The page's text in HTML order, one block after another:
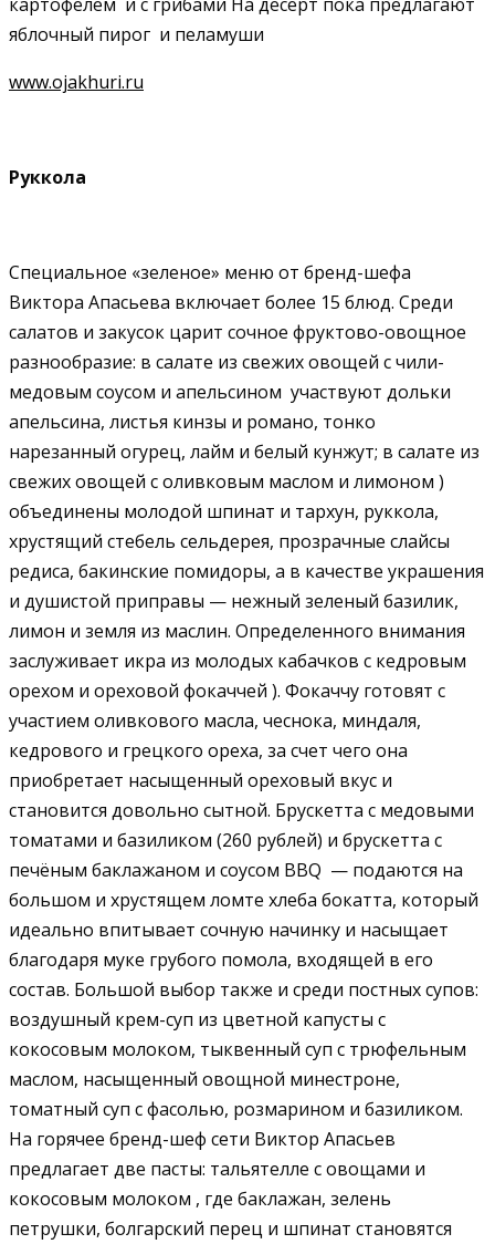
яблочный пирог и пеламуши
www.ojakhuri.ru
Руккола
Специальное «зеленое» меню от бренд-шефа
Виктора Апасьева включает более 15 блюд. Среди
салатов и закусок царит сочное фруктово-овощное
разнообразие: в салате из свежих овощей с чили-
медовым соусом и апельсином участвуют дольки
апельсина, листья кинзы и романо, тонко
нарезанный огурец, лайм и белый кунжут; в салате из
свежих овощей с оливковым маслом и лимоном )
объединены молодой шпинат и тархун, руккола,
хрустящий стебель сельдерея, прозрачные слайсы
редиса, бакинские помидоры, а в качестве украшения
и душистой приправы — нежный зеленый базилик,
лимон и земля из маслин. Определенного внимания
заслуживает икра из молодых кабачков с кедровым
орехом и ореховой фокаччей ). Фокаччу готовят с
участием оливкового масла, чеснока, миндаля,
кедрового и грецкого ореха, за счет чего она
приобретает насыщенный ореховый вкус и
становится довольно сытной. Брускетта с медовыми
томатами и базиликом (260 рублей) и брускетта с
печёным баклажаном и соусом BBQ — подаются на
большом и хрустящем ломте хлеба бокатта, который
идеально впитывает сочную начинку и насыщает
благодаря муке грубого помола, входящей в его
состав. Большой выбор также и среди постных супов:
воздушный крем-суп из цветной капусты с
кокосовым молоком, тыквенный суп с трюфельным
маслом, насыщенный овощной минестроне,
томатный суп с фасолью, розмарином и базиликом.
На горячее бренд-шеф сети Виктор Апасьев
предлагает две пасты: тальятелле с овощами и
кокосовым молоком , где баклажан, зелень
петрушки, болгарский перец и шпинат становятся